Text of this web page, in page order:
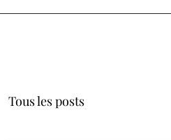
Tous les posts